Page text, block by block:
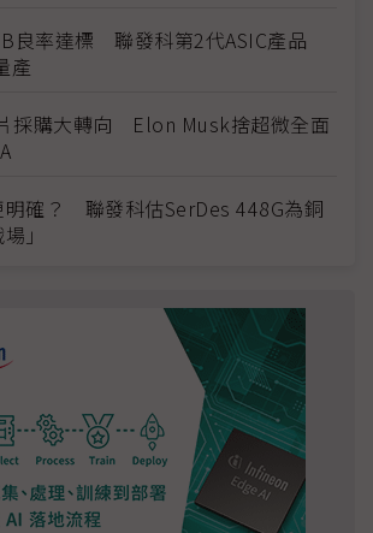
良率達標 聯發科第2代ASIC產品
產
採購大轉向 Elon Musk捨超微全面
明確？ 聯發科估SerDes 448G為銅
」